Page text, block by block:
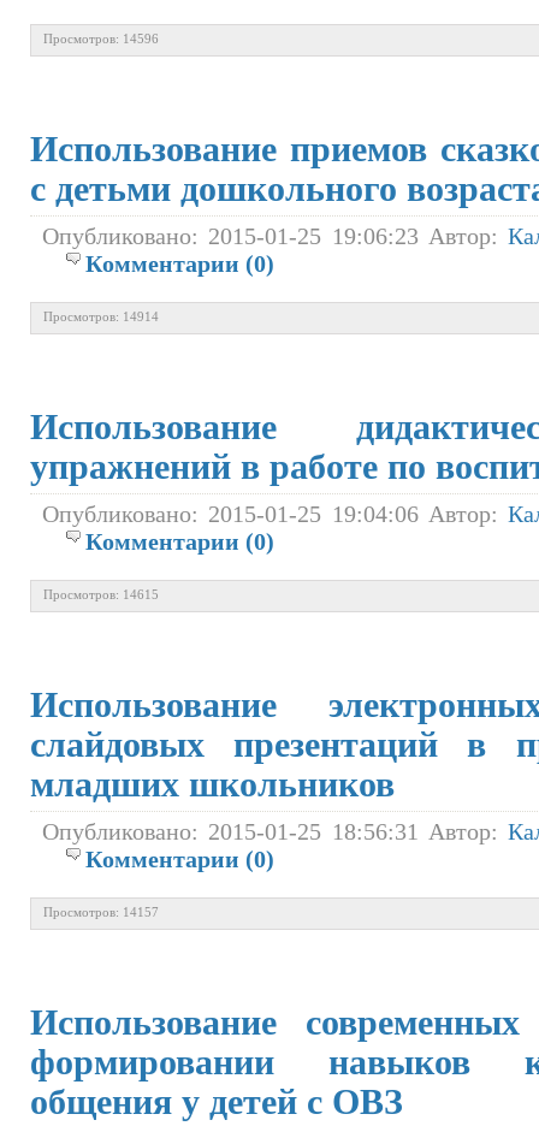
Просмотров: 14596
Использование приемов
с детьми дошкольного
Опубликовано: 2015-01-25 19:06:23 Автор:
Комментарии (0)
Просмотров: 14914
Использование
упражнений в работе по
Опубликовано: 2015-01-25 19:04:06 Автор:
Комментарии (0)
Просмотров: 14615
Использование
слайдовых презентаций в
младших школьников
Опубликовано: 2015-01-25 18:56:31 Автор:
Комментарии (0)
Просмотров: 14157
Использование
формировании навыков
общения у детей с ОВЗ